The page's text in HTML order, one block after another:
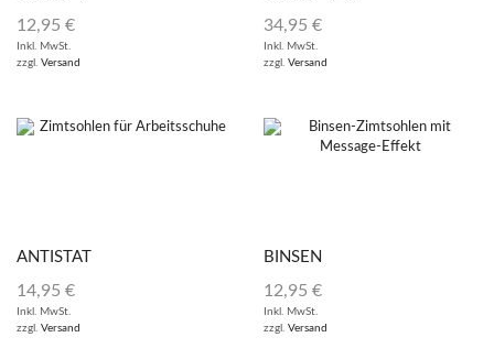
12,95 €
Inkl. MwSt.
zzgl. Versand
Vorteilspack
34,95 €
Inkl. MwSt.
zzgl. Versand
ANTISTAT
14,95 €
Inkl. MwSt.
zzgl. Versand
BINSEN
12,95 €
Inkl. MwSt.
zzgl. Versand